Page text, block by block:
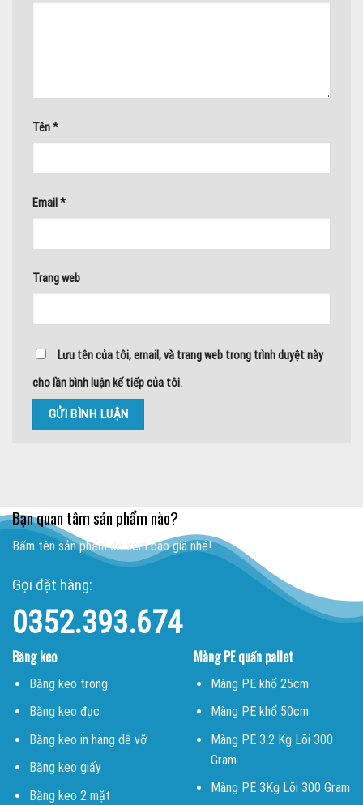
Tên*
Email *
Trang web
Lưu tên của tôi, email, và trang web trong trình duyệt này
cho lần bình luận kế tiếp của tôi.
Bạn quan tâm sản phẩm nào?
Bấm tên sản phẩm để xem báo giá nhé!
Gọi đặt hàng:
0352.393.674
Băng keo
Băng keo trong
Băng keo đục
Băng keo in hàng dễ vỡ
Băng keo giấy
Băng keo 2 mặt
Màng PE quấn pallet
Màng PE khổ 25cm
Màng PE khổ 50cm
Màng PE 3.2 Kg Lõi 300
Gram
Màng PE 3Kg Lõi 300 Gram